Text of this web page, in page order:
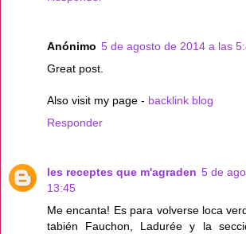
Anónimo 5 de agosto de 2014 a las
Great post.
Also visit my page - backlink blog
Responder
les receptes que m'agraden 5 de
13:45
Me encanta! Es para volverse loca
tabién Fauchon, Ladurée y la